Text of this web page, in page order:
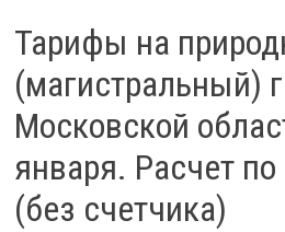
Тарифы на
(магистральный)
Московской
января. Расчет
(без счетчика)